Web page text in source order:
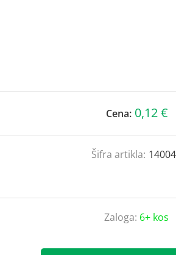
Cena: 0,12 €
Šifra artikla:
Zaloga: 6+ kos